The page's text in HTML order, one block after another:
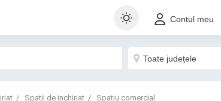
Contul meu
Spatii de inchiriat Spatiu comercial